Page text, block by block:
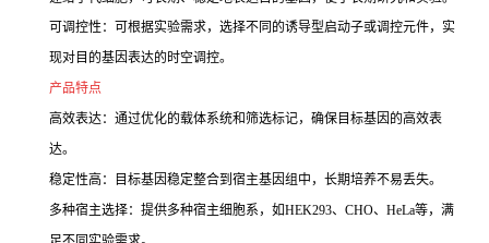
可调控性：可根据实验需求，选择不同的诱导型启动子或调控元件，实
现对目的基因表达的时空调控。
产品特点
高效表达：通过优化的载体系统和筛选标记，确保目标基因的高效表
达。
稳定性高：目标基因稳定整合到宿主基因组中，长期培养不易丢失。
多种宿主选择：提供多种宿主细胞系，如HEK293、CHO、HeLa等，满